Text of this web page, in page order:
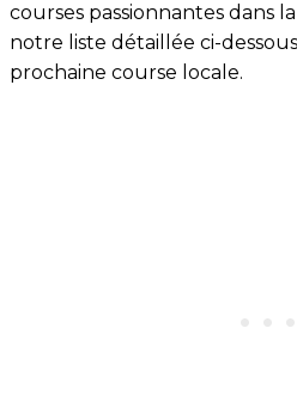
courses passionnantes dans
notre liste détaillée ci-
prochaine course locale.